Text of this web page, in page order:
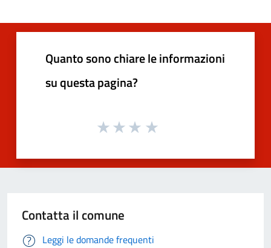
Quanto sono chiare le informazioni
su questa pagina?
Contatta il comune
Leggi le domande frequenti